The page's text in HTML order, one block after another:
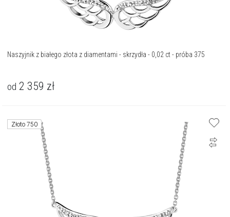
Naszyjnik z białego złota z diamentami - skrzydła - 0,02 ct - próba 375
od 2 359 zł
Złoto 750